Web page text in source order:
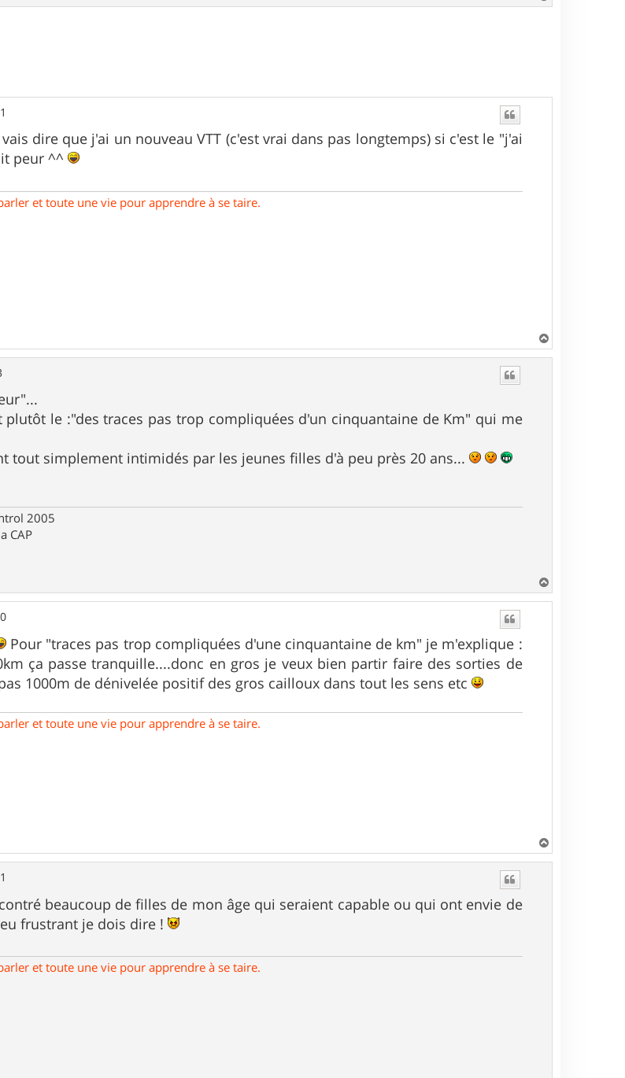
a
dire que j'ai un nouveau VTT (c'est vrai dans pas longtemps) si c'est le "j'ai
peur ^^
et toute une vie pour apprendre à se taire.
a
plutôt le :"des traces pas trop compliquées d'un cinquantaine de Km" qui me
tout simplement intimidés par les jeunes filles d'à peu près 20 ans...
2005
CAP
a
Pour "traces pas trop compliquées d'une cinquantaine de km" je m'explique :
ça passe tranquille....donc en gros je veux bien partir faire des sorties de
1000m de dénivelée positif des gros cailloux dans tout les sens etc
et toute une vie pour apprendre à se taire.
a
beaucoup de filles de mon âge qui seraient capable ou qui ont envie de
frustrant je dois dire !
et toute une vie pour apprendre à se taire.